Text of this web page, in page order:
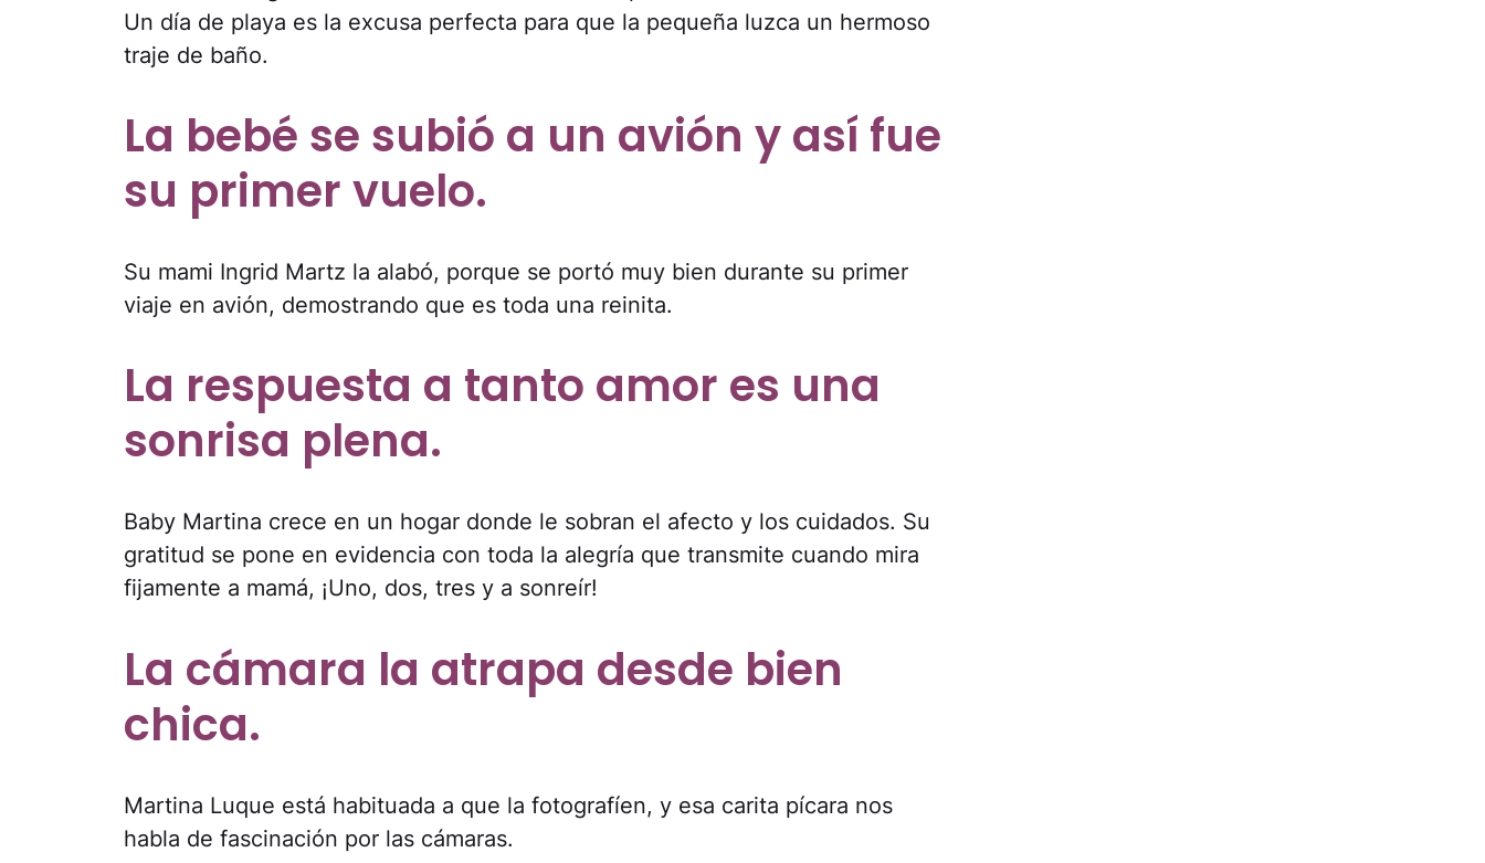
Un día de playa es la excusa perfecta para que la pequeña luzca un hermoso
traje de baño.
La bebé se subió a un avión y así fue
su primer vuelo.
Su mami Ingrid Martz la alabó, porque se portó muy bien durante su primer
viaje en avión, demostrando que es toda una reinita.
La respuesta a tanto amor es una
sonrisa plena.
Baby Martina crece en un hogar donde le sobran el afecto y los cuidados. Su
gratitud se pone en evidencia con toda la alegría que transmite cuando mira
fijamente a mamá, ¡Uno, dos, tres y a sonreír!
La cámara la atrapa desde bien
chica.
Martina Luque está habituada a que la fotografíen, y esa carita pícara nos
habla de fascinación por las cámaras.